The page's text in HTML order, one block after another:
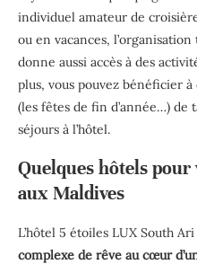
individuel amateur de
ou en vacances,
donne aussi accès à des
plus, vous pouvez bénéficier
(les fêtes de fin d’année…)
séjours à l’hôtel.
Quelques hôtels
aux Maldives
L’hôtel 5 étoiles LUX South
complexe de rêve au cœur